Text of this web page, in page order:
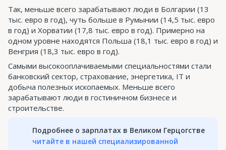
Так, меньше всего зарабатывают люди в Болгарии (13
тыс. евро в год), чуть больше в Румынии (14,5 тыс. евро
в год) и Хорватии (17,8 тыс. евро в год). Примерно на
одном уровне находятся Польша (18,1 тыс. евро в год) и
Венгрия (18,3 тыс. евро в год).
Самыми высокооплачиваемыми специальностями стали
банковский сектор, страхование, энергетика, IT и
добыча полезных ископаемых. Меньше всего
зарабатывают люди в гостиничном бизнесе и
строительстве.
Подробнее о зарплатах в Великом Герцогстве
читайте в нашей специализированной